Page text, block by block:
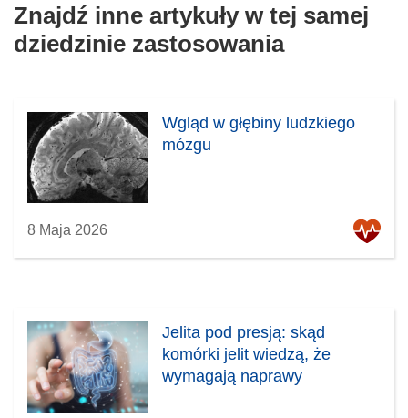
Znajdź inne artykuły w tej samej
dziedzinie zastosowania
Wgląd w głębiny ludzkiego
mózgu
8 Maja 2026
Jelita pod presją: skąd
komórki jelit wiedzą, że
wymagają naprawy